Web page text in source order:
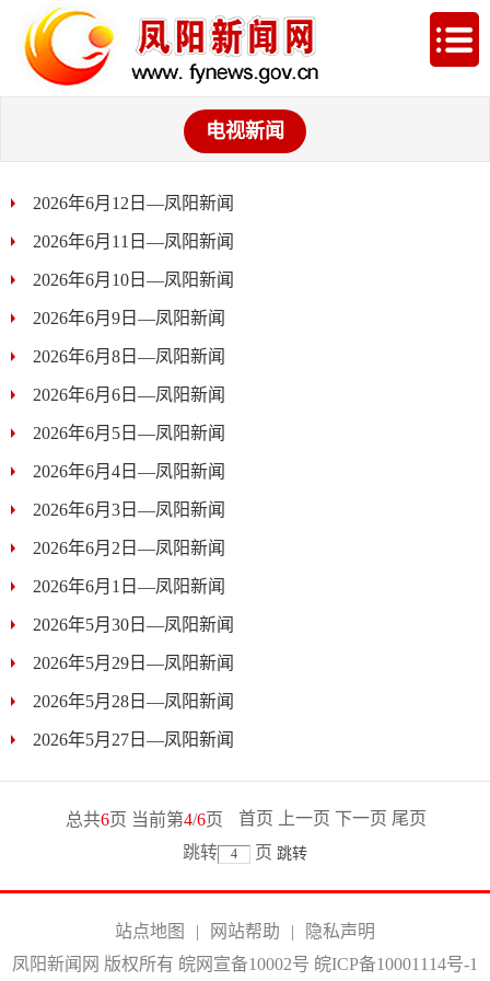
电视新闻
2026年6月12日—凤阳新闻
2026年6月11日—凤阳新闻
2026年6月10日—凤阳新闻
2026年6月9日—凤阳新闻
2026年6月8日—凤阳新闻
2026年6月6日—凤阳新闻
2026年6月5日—凤阳新闻
2026年6月4日—凤阳新闻
2026年6月3日—凤阳新闻
2026年6月2日—凤阳新闻
2026年6月1日—凤阳新闻
2026年5月30日—凤阳新闻
2026年5月29日—凤阳新闻
2026年5月28日—凤阳新闻
2026年5月27日—凤阳新闻
总共6页 当前第4/6页 首页 上一页 下一页 尾页
跳转
页
站点地图 | 网站帮助 |
隐私声明
凤阳新闻网 版权所有 皖网宣备10002号 皖ICP备10001114号-1